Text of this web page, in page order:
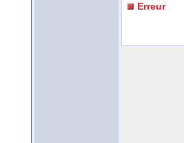
Erreur